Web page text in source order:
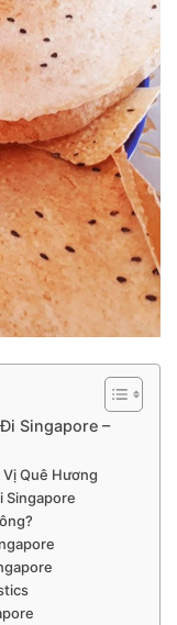
Singapore –
Quê Hương
Singapore